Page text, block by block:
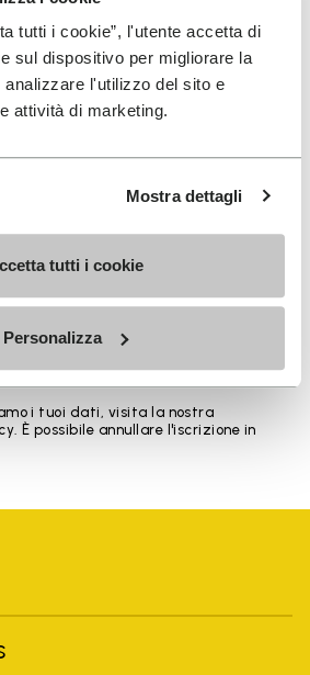
tutti i cookie”, l'utente accetta di
sul dispositivo per migliorare la
analizzare l'utilizzo del sito e
attività di marketing.
Mostra dettagli
tutti i cookie
Personalizza
5 products out of 5
LE NOSTRE ULTIME
dei miei dati personali
personalizzate
i tuoi dati, visita la nostra
È possibile annullare l'iscrizione in